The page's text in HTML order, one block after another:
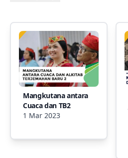
Mangkutana antara
Cuaca dan TB2
1 Mar 2023